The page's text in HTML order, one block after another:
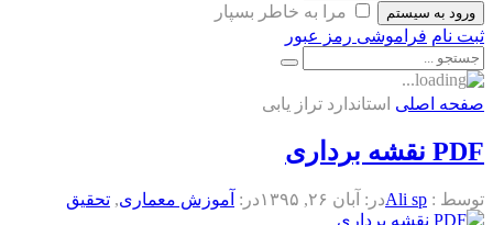
ورود به سیستم
مرا به خاطر بسپار
ثبت نام فراموشی رمز عبور
صفحه اصلی استاندارد تراز یابی
PDF نقشه برداری
توسط : Ali spدر: آبان ۲۶, ۱۳۹۵ در: آموزش معماری, تحقیق